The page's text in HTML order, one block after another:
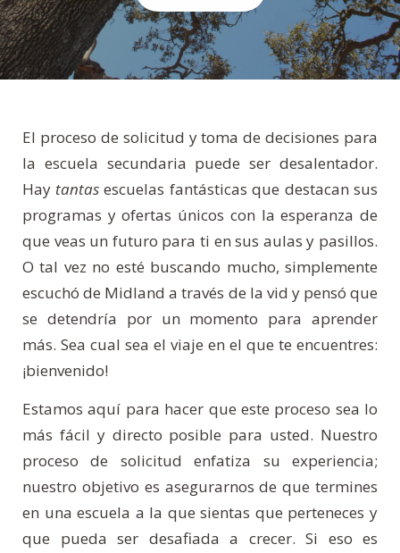
El proceso de solicitud y toma de decisiones para
la escuela secundaria puede ser desalentador.
Hay tantas escuelas fantásticas que destacan sus
programas y ofertas únicos con la esperanza de
que veas un futuro para ti en sus aulas y pasillos.
O tal vez no esté buscando mucho, simplemente
escuchó de Midland a través de la vid y pensó que
se detendría por un momento para aprender
más. Sea cual sea el viaje en el que te encuentres:
¡bienvenido!
Estamos aquí para hacer que este proceso sea lo
más fácil y directo posible para usted. Nuestro
proceso de solicitud enfatiza su experiencia;
nuestro objetivo es asegurarnos de que termines
en una escuela a la que sientas que perteneces y
que pueda ser desafiada a crecer. Si eso es